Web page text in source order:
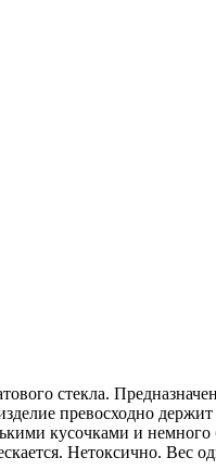
стекла.
превосходно
кусочками и
Нетоксично.